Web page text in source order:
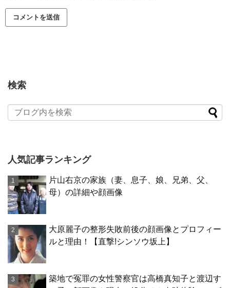
検索
人気記事ランキング
片山右京の家族（妻、息子、娘、兄弟、父、
母）の詳細や顔画像
大原麗子の整形失敗前後の顔画像とプロフィー
ルと理由！【直撃!シンソウ坂上】
築地で冤罪の女性警察官は高橋真知子と渡辺す